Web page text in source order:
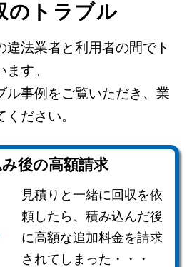
のトラブル
違法業者と利用者の間でト
す。
ル事例をご覧いただき、業
ださい。
後の高額請求
見積りと一緒に回収を依
頼したら、積み込んだ後
に高額な追加料金を請求
されてしまった・・・